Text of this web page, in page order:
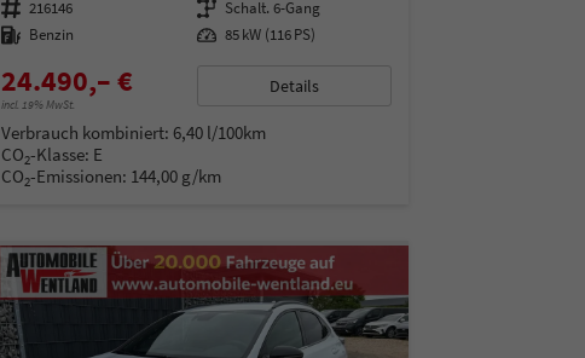
Fahrzeugnummer 216146 Getriebe Schalt. 6-Gang
Kraftstoff Benzin Leistung 85 kW (116 PS)
24.490,– €
incl. 19% MwSt.
Details
Verbrauch kombiniert: 6,40 l/100km
CO2-Klasse: E
CO2-Emissionen: 144,00 g/km